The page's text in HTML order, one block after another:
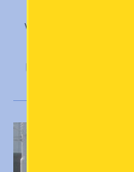
Vanwege
westzijde
net
langs de